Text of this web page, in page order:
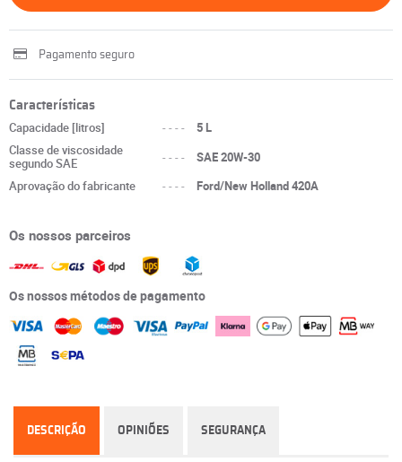
Pagamento seguro
Características
Capacidade [litros] ----
5 L
Classe de viscosidade
segundo SAE
----
SAE 20W-30
Aprovação do fabricante
---- Ford/New Holland 420A
Os nossos parceiros
Os nossos métodos de pagamento
DESCRIÇÃO OPINIÕES SEGURANÇA